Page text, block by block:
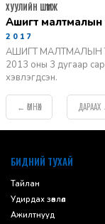
ашигт малтмалын
2017-02-17
АШИГТ МАЛТМАЛЫН
2013 оны 3 дугаар
хэвлэгдсэн.
ХУУЛИЙН ШҮҮМЖ
← ӨМНӨХ ДАРААХ
БИДНИЙ ТУХАЙ
Тайлан
Удирдах зөвлөл
Ажилтнууд